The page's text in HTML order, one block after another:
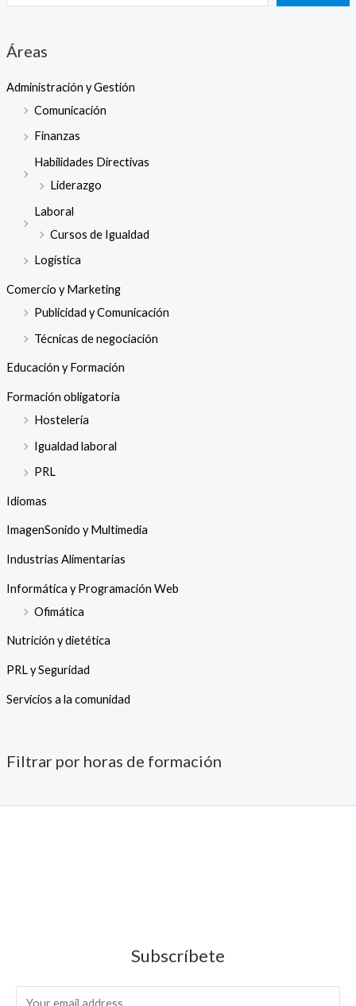
Áreas
Administración y Gestión
Comunicación
Finanzas
Habilidades Directivas
Liderazgo
Laboral
Cursos de Igualdad
Logística
Comercio y Marketing
Publicidad y Comunicación
Técnicas de negociación
Educación y Formación
Formación obligatoria
Hostelería
Igualdad laboral
PRL
Idiomas
ImagenSonido y Multimedia
Industrias Alimentarias
Informática y Programación Web
Ofimática
Nutrición y dietética
PRL y Seguridad
Servicios a la comunidad
Filtrar por horas de formación
Subscríbete